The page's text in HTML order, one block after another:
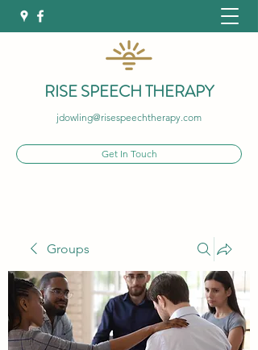
RISE SPEECH THERAPY
jdowling@risespeechtherapy.com
Get In Touch
Groups